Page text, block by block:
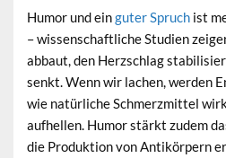
Humor und einguter Spruch ist
– wissenschaftliche Studien
abbaut, den Herzschlag
senkt. Wenn wir lachen, werden
wie natürliche Schmerzmittel
aufhellen. Humor stärkt zudem
die Produktion von Antikörpern